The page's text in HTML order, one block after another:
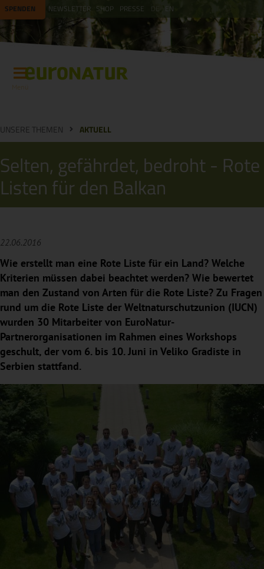
SPENDEN NEWSLETTER SHOP PRESSE EN
UNSERE THEMEN AKTUELL
Selten, gefährdet, bedroht - Rote
Listen für den Balkan
22.06.2016
Wie erstellt man eine Rote Liste für ein Land? Welche
Kriterien müssen dabei beachtet werden? Wie bewertet
man den Zustand von Arten für die Rote Liste? Zu Fragen
rund um die Rote Liste der Weltnaturschutzunion (IUCN)
wurden 30 Mitarbeiter von EuroNatur-
Partnerorganisationen im Rahmen eines Workshops
geschult, der vom 6. bis 10. Juni in Veliko Gradiste in
Serbien stattfand.